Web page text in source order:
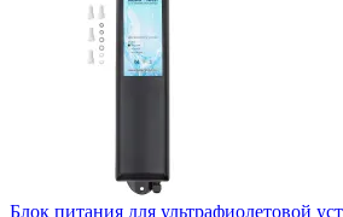
Блок питания для ультрафиолетовой